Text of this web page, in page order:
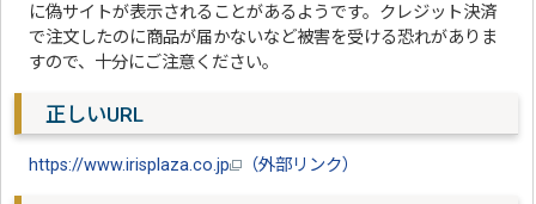
に偽サイトが表示されることがあるようです。クレジット決済
で注文したのに商品が届かないなど被害を受ける恐れがありま
すので、十分にご注意ください。
正しいURL
https://www.irisplaza.co.jp （外部リンク）